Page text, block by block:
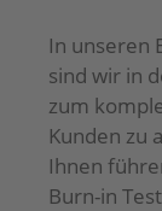
In unseren
sind wir in
zum
Kunden zu
Ihnen
Burn-in